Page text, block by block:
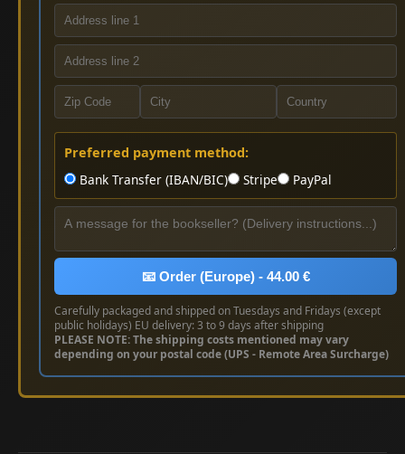
Preferred payment method:
Bank Transfer (IBAN/BIC)
Stripe PayPal
📧 Order (Europe) - 44.00 €
Carefully packaged and shipped on Tuesdays and Fridays (except
public holidays) EU delivery: 3 to 9 days after shipping
PLEASE NOTE: The shipping costs mentioned may vary
depending on your postal code (UPS - Remote Area Surcharge)